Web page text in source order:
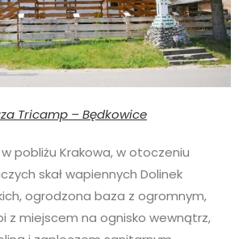
Tricamp – Będkowice
w pobliżu Krakowa, w otoczeniu
skał wapiennych Dolinek
ogrodzona baza z ogromnym,
z miejscem na ognisko wewnątrz,